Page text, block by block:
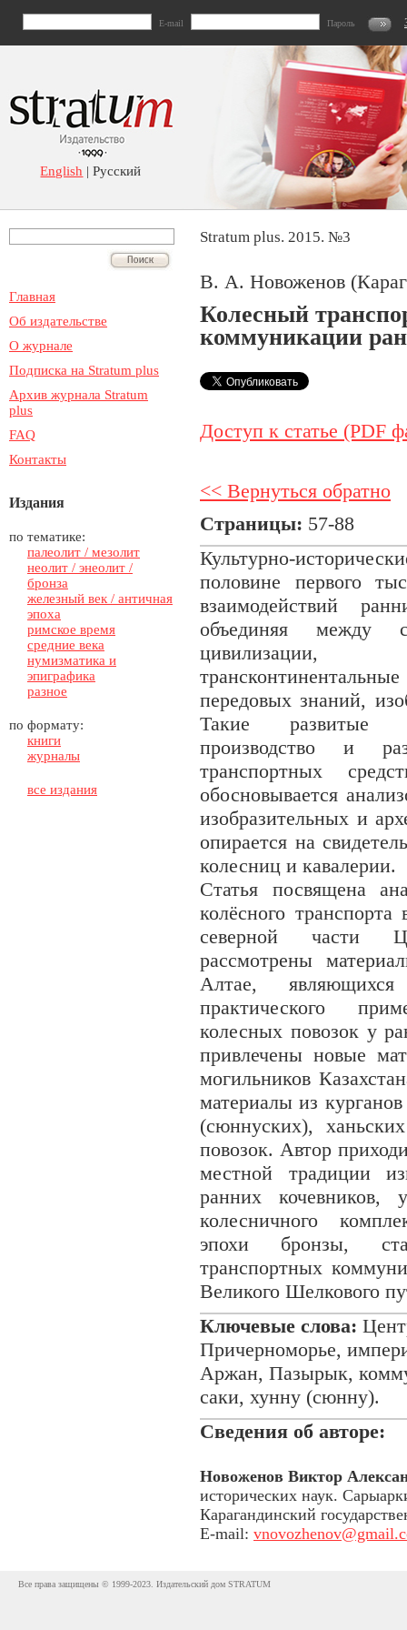
E-mail Пароль
English | Русский
Главная
Об издательстве
О журнале
Подписка на Stratum plus
Архив журнала Stratum
plus
FAQ
Контакты
Издания
по тематике:
палеолит / мезолит
неолит / энеолит /
бронза
железный век / античная
эпоха
римское время
средние века
нумизматика и
эпиграфика
разное
по формату:
книги
журналы
все издания
Stratum plus. 2015. №3
В. А. Новоженов
Колесный
коммуникации
Доступ к статье (PDF
<< Вернуться обратно
Страницы: 57-88
Культурно-
половине первого
взаимодействий
объединяя между
цивилизации,
передовых знаний,
Такие развитые
производство и
транспортных
обосновывается
изобразительных и
опирается на
колесниц и кавалерии.
Статья посвящена
колёсного
северной части
рассмотрены
Алтае, являющихся
практического
колесных повозок у
привлечены новые
могильников
материалы из
(сюннуских),
повозок. Автор
местной традиции
ранних кочевников,
колесничного
эпохи бронзы,
транспортных
Великого Шелкового
Ключевые слова:
Причерноморье,
Аржан, Пазырык,
саки, хунну (сюнну).
Сведения об авторе:
Новоженов Виктор
исторических наук.
Карагандинский
E-mail:
Все права защищены © 1999-2023. Издательский дом STRATUM